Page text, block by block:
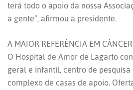
terá todo o apoio da nossa
a gente”, afirmou a presidente.
A MAIOR REFERÊNCIA EM
O Hospital de Amor de Lagarto
geral e infantil, centro de
complexo de casas de apoio.